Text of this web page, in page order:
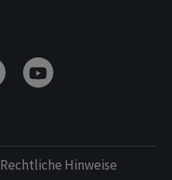
Rechtliche Hinweise